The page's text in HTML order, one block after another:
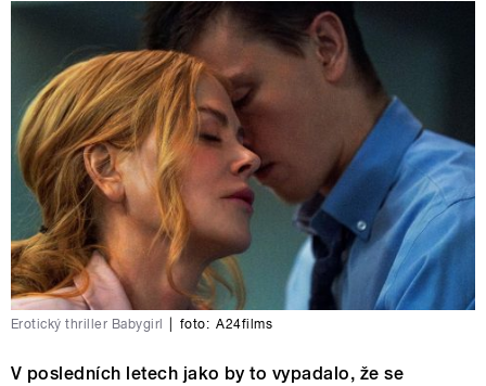
Erotický thriller Babygirl foto: A24films
V posledních letech jako by to vypadalo, že se